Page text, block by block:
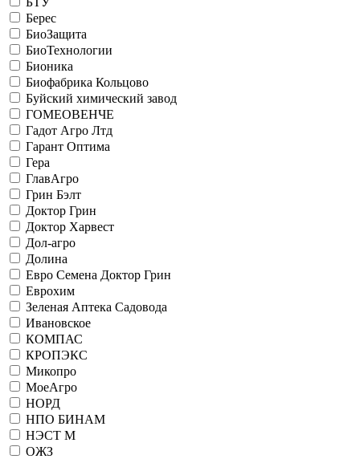
Берес
БиоЗащита
БиоТехнологии
Бионика
Биофабрика Кольцово
Буйский химический завод
ГОМЕОВЕНЧЕ
Гадот Агро Лтд
Гарант Оптима
Гера
ГлавАгро
Грин Бэлт
Доктор Грин
Доктор Харвест
Дол-агро
Долина
Евро Семена Доктор Грин
Еврохим
Зеленая Аптека Садовода
Ивановское
КОМПАС
КРОПЭКС
Микопро
МоеАгро
НОРД
НПО БИНАМ
НЭСТ М
ОЖЗ